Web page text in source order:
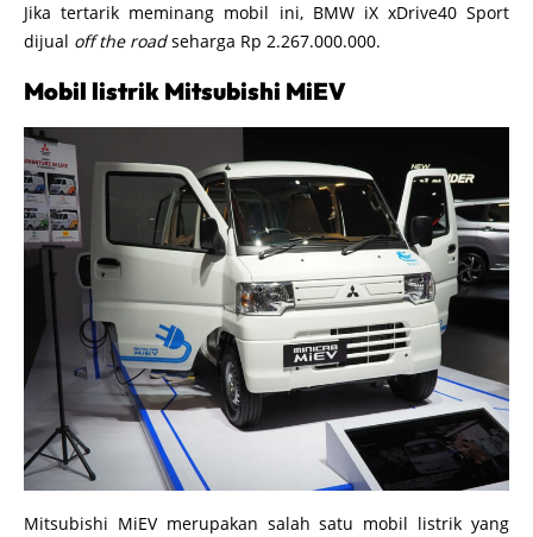
Jika tertarik meminang mobil ini, BMW iX xDrive40 Sport
dijual off the roadseharga Rp 2.267.000.000.
Mobil listrik Mitsubishi MiEV
Mitsubishi MiEV merupakan salah satu mobil listrik yang